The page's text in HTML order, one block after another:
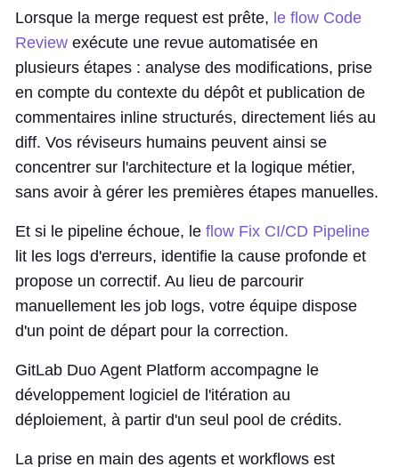
Lorsque la merge request est prête, le flow Code
Review exécute une revue automatisée en
plusieurs étapes : analyse des modifications, prise
en compte du contexte du dépôt et publication de
commentaires inline structurés, directement liés au
diff. Vos réviseurs humains peuvent ainsi se
concentrer sur l'architecture et la logique métier,
sans avoir à gérer les premières étapes manuelles.
Et si le pipeline échoue, le flow Fix CI/CD Pipeline
lit les logs d'erreurs, identifie la cause profonde et
propose un correctif. Au lieu de parcourir
manuellement les job logs, votre équipe dispose
d'un point de départ pour la correction.
GitLab Duo Agent Platform accompagne le
développement logiciel de l'itération au
déploiement, à partir d'un seul pool de crédits.
La prise en main des agents et workflows est